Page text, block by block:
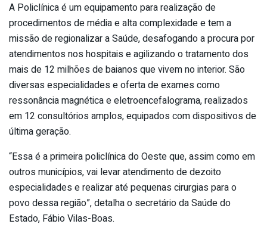
A Policlínica é um equipamento para realização de
procedimentos de média e alta complexidade e tem a
missão de regionalizar a Saúde, desafogando a procura por
atendimentos nos hospitais e agilizando o tratamento dos
mais de 12 milhões de baianos que vivem no interior. São
diversas especialidades e oferta de exames como
ressonância magnética e eletroencefalograma, realizados
em 12 consultórios amplos, equipados com dispositivos de
última geração.
“Essa é a primeira policlínica do Oeste que, assim como em
outros municípios, vai levar atendimento de dezoito
especialidades e realizar até pequenas cirurgias para o
povo dessa região”, detalha o secretário da Saúde do
Estado, Fábio Vilas-Boas.